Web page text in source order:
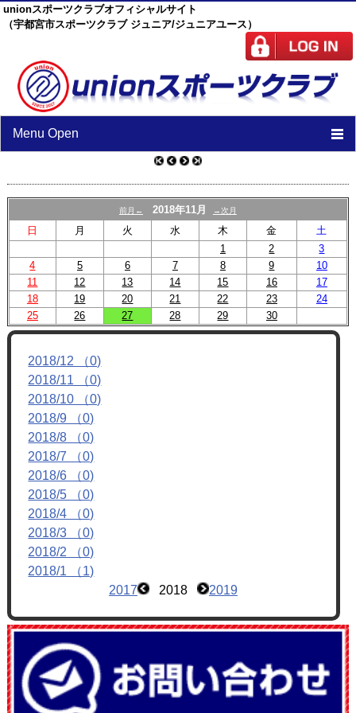
unionスポーツクラブオフィシャルサイト
（宇都宮市スポーツクラブ ジュニア/ジュニアユース）
Menu Open
TOP
ニュース
スケジュール
スタッフ
施設紹介
チーム紹介
前月← 2018年11月 →次月
日 月 火 水 木 金
土
1
2
3
4
5 6 7 8 9
10
11
12 13 14 15 16
17
18
19 20 21 22 23
24
25
26 27 28 29 30
2018/12 （0)
2018/11 （0)
2018/10 （0)
2018/9 （0)
2018/8 （0)
2018/7 （0)
2018/6 （0)
2018/5 （0)
2018/4 （0)
2018/3 （0)
2018/2 （0)
2018/1 （1)
2017
2018 2019